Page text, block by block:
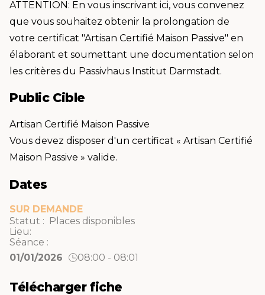
ATTENTION: En vous inscrivant ici, vous convenez
que vous souhaitez obtenir la prolongation de
votre certificat "Artisan Certifié Maison Passive" en
élaborant et soumettant une documentation selon
les critères du Passivhaus Institut Darmstadt.
Public Cible
Artisan Certifié Maison Passive
Vous devez disposer d'un certificat « Artisan Certifié
Maison Passive » valide.
Dates
SUR DEMANDE
Statut : Places disponibles
Lieu:
Séance :
01/01/2026
08:00 - 08:01
Télécharger fiche